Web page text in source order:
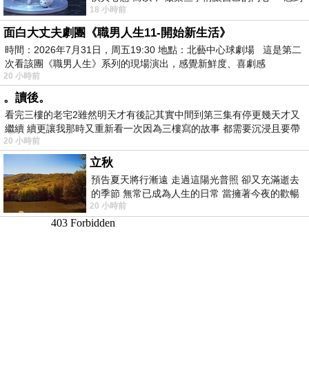
愉快。
18 小時前
面白大丈夫劇團《職男人生11-開始新生活》
時間：2026年7月31日，周五19:30 地點：北藝中心球劇場 這是第二
次看該團《職男人生》系列的現場演出，感覺新鮮度、喜劇感
20 小時前
。讀後。
看完三樓的老宅2雖然明天才有後記其實中間到第三集有停更幾天才又
繼續 續更讓我那時又重新看一次因為三樓寫的故事 都需要沉浸且要帶
有
20 小時前
立秋
預告夏天將行漸遠 走過這陽光普照 卻又充滿逝去
的季節 無常已成為人生的日常 當擁著今夜的歡暢
舒心 轉眼驟成昨日 而明晨 太陽
20 小時前